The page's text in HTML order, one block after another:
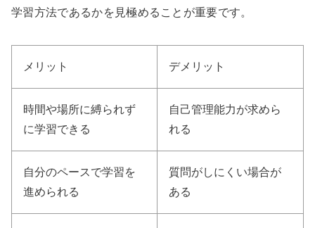
学習方法であるかを見極めることが重要です。
メリット デメリット
時間や場所に縛られず
に学習できる
自己管理能力が求めら
れる
自分のペースで学習を
進められる
質問がしにくい場合が
ある